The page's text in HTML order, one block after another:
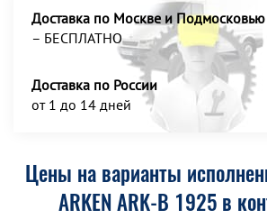
Доставка по Москве и Подмосковью
– БЕСПЛАТНО
Доставка по России
от 1 до 14 дней
Цены на варианты
ARKEN ARK-B 1925 в